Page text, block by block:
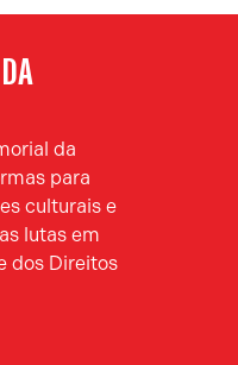
da
para
culturais e
lutas em
dos Direitos